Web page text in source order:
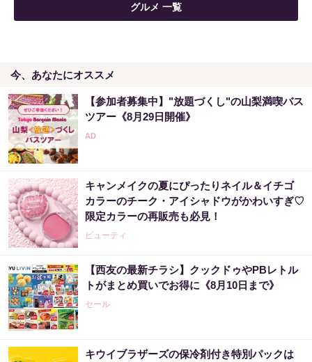
グルメ 一覧
今、あなたにオススメ
【参加者募集中】"放題づくし"の山梨満喫バス
ツアー《8月29日開催》
キャンメイクの夏にぴったりネイル＆イチゴ
カラーのチーク・アイシャドウがかわいすぎ♡
限定カラーの再販売も必見！
ビューティ
【西友の最新チラシ】クックドゥやPBレトル
トがまとめ買いでお得に《8月10日まで》
セール
キウイブラザーズの保冷剤付き特別パックは